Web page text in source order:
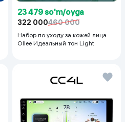
23 479 so'm/oyga
322 000460 000
Набор по уходу за кожей лица
Ollee Идеальный тон Light